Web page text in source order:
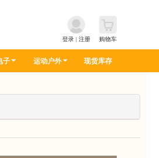
登录 | 注册 购物车
子 运动户外 现货库存